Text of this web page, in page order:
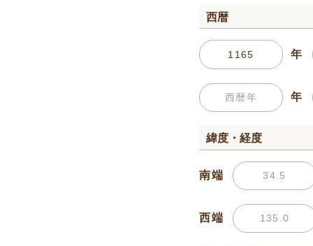
西暦
年
年
緯度・経度
南端
西端